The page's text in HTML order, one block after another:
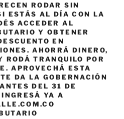
RODAR SIN
ESTÁS AL DÍA CON LA
ACCEDER AL
Y OBTENER
EN
AHORRÁ DINERO,
RODÁ TRANQUILO POR
APROVECHÁ ESTA
DA LA GOBERNACIÓN
DEL 31 DE
YA A